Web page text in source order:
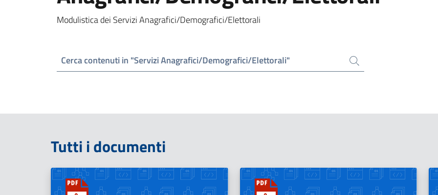
Modulistica dei Servizi Anagrafici/Demografici/Elettorali
Cerca contenuti in "Servizi Anagrafici/Demografici/Elettorali"
Tutti i documenti